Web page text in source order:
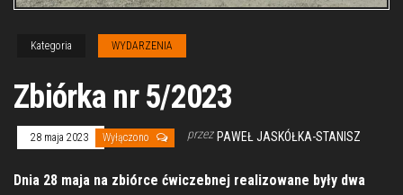
Kategoria WYDARZENIA
Zbiórka nr 5/2023
28 maja 2023 Wyłączono przez PAWEŁ JASKÓŁKA-STANISZ
Dnia 28 maja na zbiórce ćwiczebnej realizowane były dwa